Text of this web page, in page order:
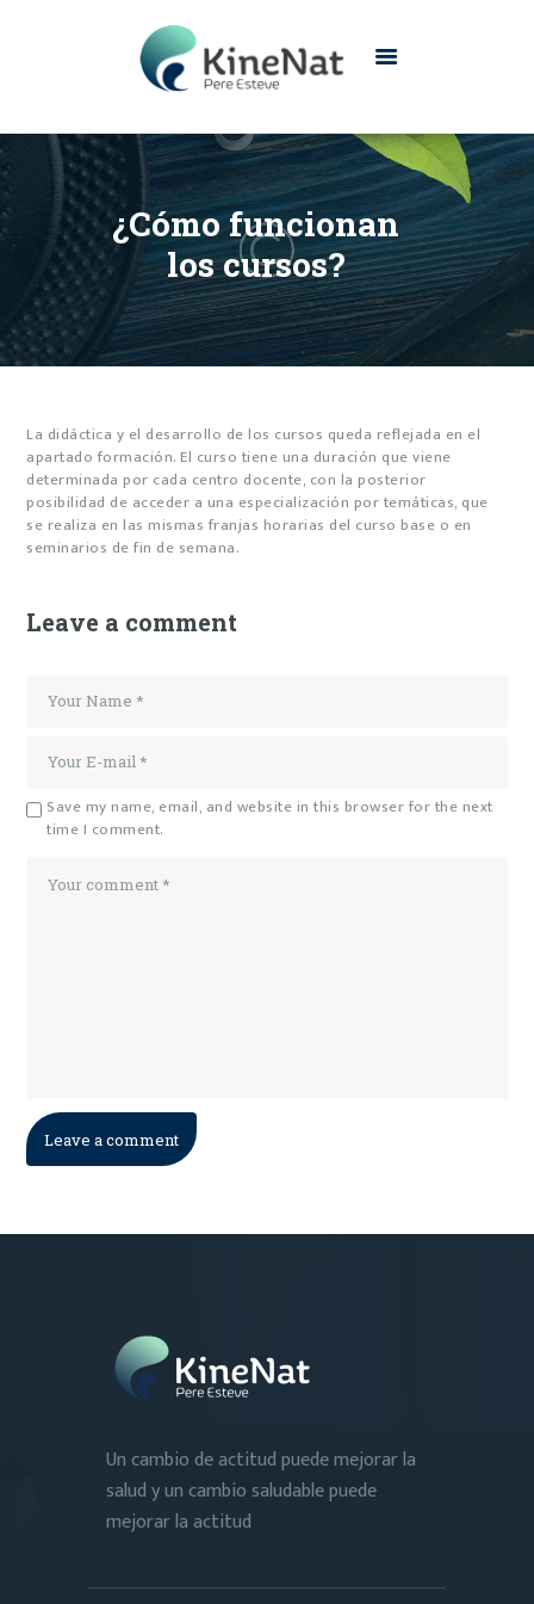
¿Cómo funcionan
los cursos?
INICIO
CONÓCENOS
SERVICIOS
CONTACTO
La didáctica y el desarrollo de los cursos queda reflejada en el
apartado formación. El curso tiene una duración que viene
determinada por cada centro docente, con la posterior
posibilidad de acceder a una especialización por temáticas, que
se realiza en las mismas franjas horarias del curso base o en
seminarios de fin de semana.
Leave a comment
Save my name, email, and website in this browser for the next
time I comment.
Un cambio de actitud puede mejorar la
salud y un cambio saludable puede
mejorar la actitud